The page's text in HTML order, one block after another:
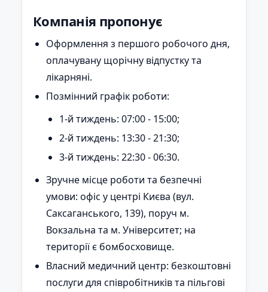
Компанія пропонує
Оформлення з першого робочого дня,
оплачувану щорічну відпустку та
лікарняні.
Позмінний графік роботи:
1-й тиждень: 07:00 - 15:00;
2-й тиждень: 13:30 - 21:30;
3-й тиждень: 22:30 - 06:30.
Зручне місце роботи та безпечні
умови: офіс у центрі Києва (вул.
Саксаганського, 139), поруч м.
Вокзальна та м. Університет; на
території є бомбосховище.
Власний медичний центр: безкоштовні
послуги для співробітників та пільгові